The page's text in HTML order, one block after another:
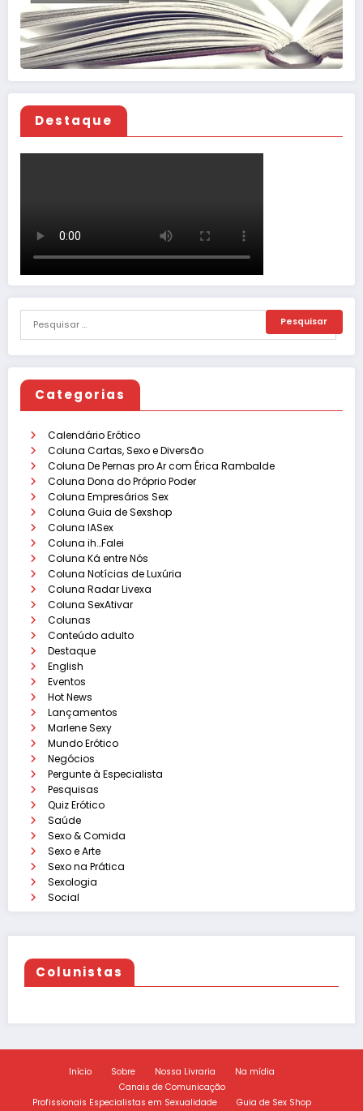
Destaque
Categorias
Calendário Erótico
Coluna Cartas, Sexo e Diversão
Coluna De Pernas pro Ar com Érica Rambalde
Coluna Dona do Próprio Poder
Coluna Empresários Sex
Coluna Guia de Sexshop
Coluna IASex
Coluna ih…Falei
Coluna Ká entre Nós
Coluna Notícias de Luxúria
Coluna Radar Livexa
Coluna SexAtivar
Colunas
Conteúdo adulto
Destaque
English
Eventos
Hot News
Lançamentos
Marlene Sexy
Mundo Erótico
Negócios
Pergunte à Especialista
Pesquisas
Quiz Erótico
Saúde
Sexo & Comida
Sexo e Arte
Sexo na Prática
Sexologia
Social
Colunistas
Início Sobre Nossa Livraria
Na mídia
Canais de Comunicação
Profissionais Especialistas em Sexualidade
Guia de Sex Shop